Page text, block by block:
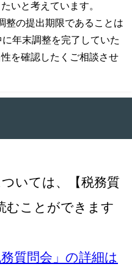
いと考えています。
整の提出期限であることは
年末調整を完了していた
を確認したくご相談させ
いては、【税務質
むことができます
質問会」の詳細は